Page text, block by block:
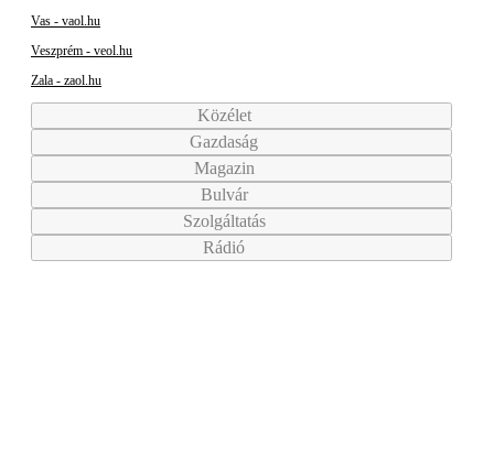
Vas - vaol.hu
Veszprém - veol.hu
Zala - zaol.hu
Közélet
Gazdaság
Magazin
Bulvár
Szolgáltatás
Rádió